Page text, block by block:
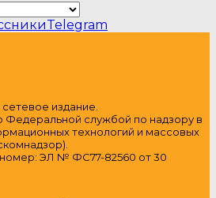
Telegram
сетевое издание.
Федеральной службой по надзору в
технологий и массовых
ЭЛ № ФС77-82560 от 30